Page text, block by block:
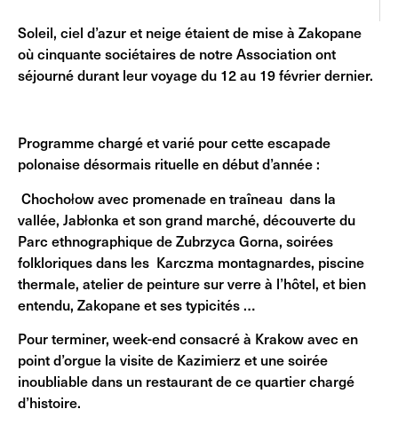
Soleil, ciel d’azur et neige étaient de mise à Zakopane
où cinquante sociétaires de notre Association ont
séjourné durant leur voyage du 12 au 19 février dernier.
Programme chargé et varié pour cette escapade
polonaise désormais rituelle en début d’année :
Chochołow avec promenade en traîneau dans la
vallée, Jabłonka et son grand marché, découverte du
Parc ethnographique de Zubrzyca Gorna, soirées
folkloriques dans les Karczma montagnardes, piscine
thermale, atelier de peinture sur verre à l’hôtel, et bien
entendu, Zakopane et ses typicités …
Pour terminer, week-end consacré à Krakow avec en
point d’orgue la visite de Kazimierz et une soirée
inoubliable dans un restaurant de ce quartier chargé
d’histoire.